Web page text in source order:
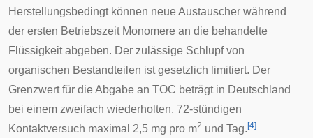
Herstellungsbedingt können neue Austauscher während
der ersten Betriebszeit Monomere an die behandelte
Flüssigkeit abgeben. Der zulässige Schlupf von
organischen Bestandteilen ist gesetzlich limitiert. Der
Grenzwert für die Abgabe an TOC beträgt in Deutschland
bei einem zweifach wiederholten, 72-stündigen
Kontaktversuch maximal 2,5 mg pro m2 und Tag. [4]